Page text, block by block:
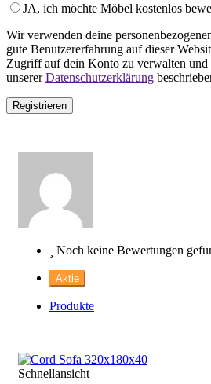
JA, ich möchte Möbel kostenlos
Wir verwenden deine
gute Benutzererfahrung auf dieser
Zugriff auf dein Konto zu verwalten
unsererDatenschutzerklärung
Registrieren
Noch keine Bewertungen
Aktie
Produkte
Schnellansicht